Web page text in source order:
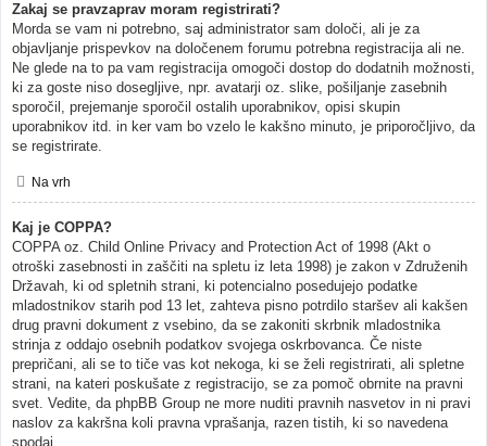
Zakaj se pravzaprav moram registrirati?
Morda se vam ni potrebno, saj administrator sam določi, ali je za
objavljanje prispevkov na določenem forumu potrebna registracija ali ne.
Ne glede na to pa vam registracija omogoči dostop do dodatnih možnosti,
ki za goste niso dosegljive, npr. avatarji oz. slike, pošiljanje zasebnih
sporočil, prejemanje sporočil ostalih uporabnikov, opisi skupin
uporabnikov itd. in ker vam bo vzelo le kakšno minuto, je priporočljivo, da
se registrirate.
Na vrh
Kaj je COPPA?
COPPA oz. Child Online Privacy and Protection Act of 1998 (Akt o
otroški zasebnosti in zaščiti na spletu iz leta 1998) je zakon v Združenih
Državah, ki od spletnih strani, ki potencialno posedujejo podatke
mladostnikov starih pod 13 let, zahteva pisno potrdilo staršev ali kakšen
drug pravni dokument z vsebino, da se zakoniti skrbnik mladostnika
strinja z oddajo osebnih podatkov svojega oskrbovanca. Če niste
prepričani, ali se to tiče vas kot nekoga, ki se želi registrirati, ali spletne
strani, na kateri poskušate z registracijo, se za pomoč obrnite na pravni
svet. Vedite, da phpBB Group ne more nuditi pravnih nasvetov in ni pravi
naslov za kakršna koli pravna vprašanja, razen tistih, ki so navedena
spodaj..